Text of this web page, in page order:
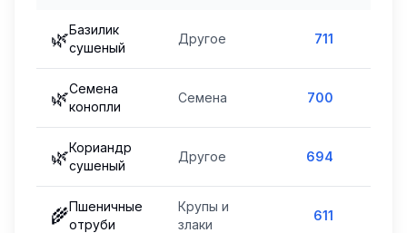
🌿Базилик
сушеный
Другое 711
🌿Семена
конопли
Семена 700
🌿Кориандр
сушеный
Другое 694
🌾Пшеничные
отруби
Крупы и
злаки
611